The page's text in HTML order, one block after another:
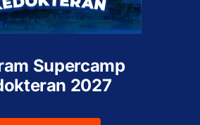
Supercamp
2027